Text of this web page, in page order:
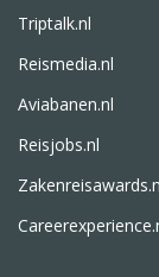
Triptalk.nl
Reismedia.nl
Aviabanen.nl
Reisjobs.nl